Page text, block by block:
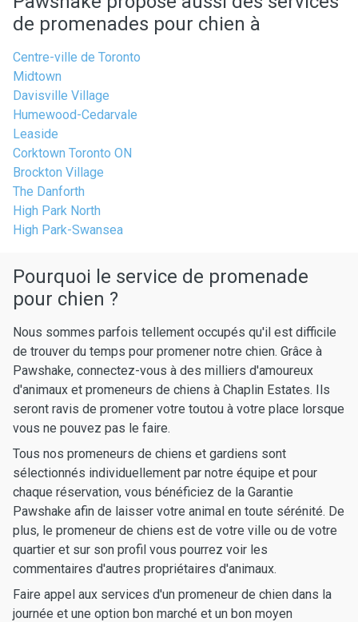
de promenades pour chien à
Centre-ville de Toronto
Midtown
Davisville Village
Humewood-Cedarvale
Leaside
Corktown Toronto ON
Brockton Village
The Danforth
High Park North
High Park-Swansea
Pourquoi le service de promenade
pour chien ?
Nous sommes parfois tellement occupés qu'il est difficile
de trouver du temps pour promener notre chien. Grâce à
Pawshake, connectez-vous à des milliers d'amoureux
d'animaux et promeneurs de chiens à Chaplin Estates. Ils
seront ravis de promener votre toutou à votre place lorsque
vous ne pouvez pas le faire.
Tous nos promeneurs de chiens et gardiens sont
sélectionnés individuellement par notre équipe et pour
chaque réservation, vous bénéficiez de la Garantie
Pawshake afin de laisser votre animal en toute sérénité. De
plus, le promeneur de chiens est de votre ville ou de votre
quartier et sur son profil vous pourrez voir les
commentaires d'autres propriétaires d'animaux.
Faire appel aux services d'un promeneur de chien dans la
journée et une option bon marché et un bon moyen